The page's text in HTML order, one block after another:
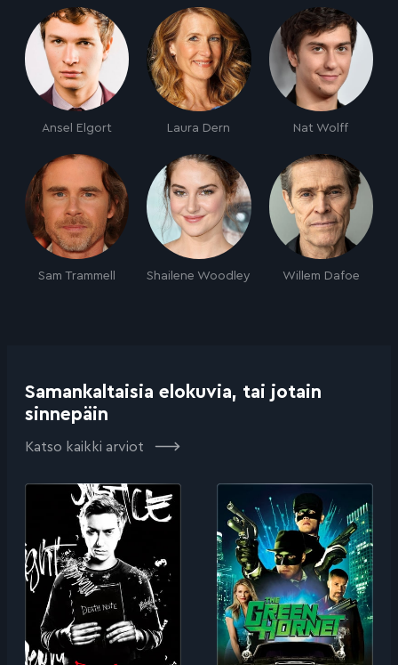
Ansel Elgort Laura Dern Nat Wolff
Sam Trammell Shailene Woodley Willem Dafoe
Samankaltaisia elokuvia, tai jotain
sinnepäin
Katso kaikki arviot